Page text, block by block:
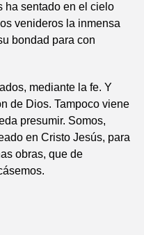
ha sentado en el cielo
venideros la inmensa
bondad para con
mediante la fe. Y
de Dios. Tampoco viene
presumir. Somos,
en Cristo Jesús, para
obras, que de